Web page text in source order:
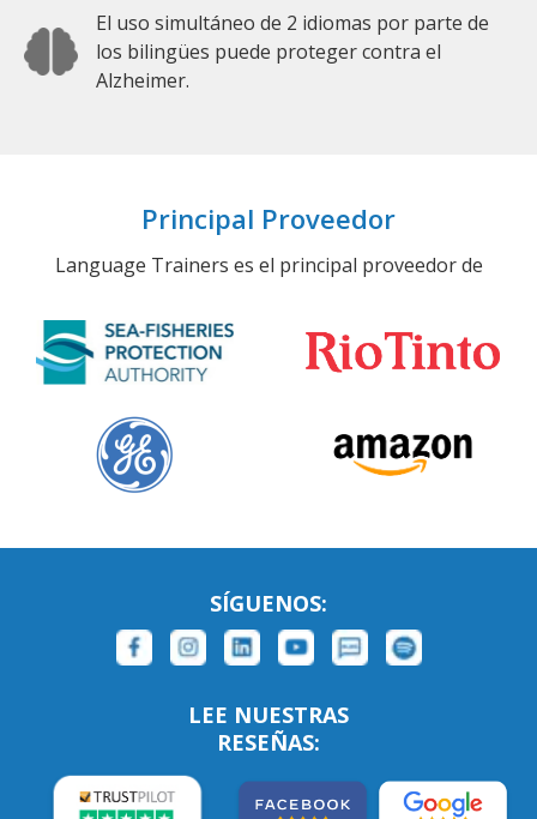
El uso simultáneo de 2 idiomas por parte de
los bilingües puede proteger contra el
Alzheimer.
Principal Proveedor
Language Trainers es el principal proveedor de
SÍGUENOS:
LEE NUESTRAS
RESEÑAS: